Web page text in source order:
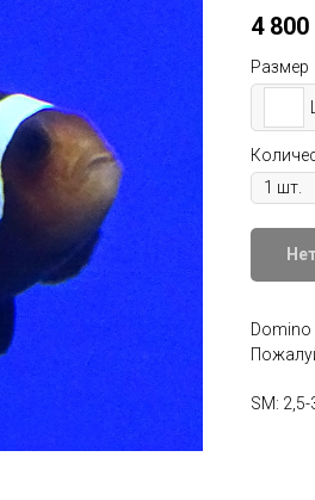
4 800
Размер
SM: